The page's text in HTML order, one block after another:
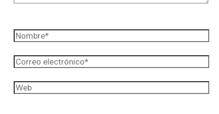
Nombre*
Correo
electrónico*
Web